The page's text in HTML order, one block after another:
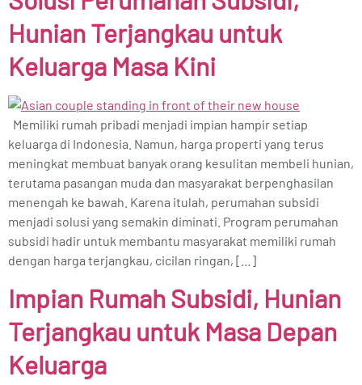
Hunian Terjangkau untuk
Keluarga Masa Kini
Memiliki rumah pribadi menjadi impian hampir setiap
keluarga di Indonesia. Namun, harga properti yang terus
meningkat membuat banyak orang kesulitan membeli hunian,
terutama pasangan muda dan masyarakat berpenghasilan
menengah ke bawah. Karena itulah, perumahan subsidi
menjadi solusi yang semakin diminati. Program perumahan
subsidi hadir untuk membantu masyarakat memiliki rumah
dengan harga terjangkau, cicilan ringan, […]
Impian Rumah Subsidi, Hunian
Terjangkau untuk Masa Depan
Keluarga